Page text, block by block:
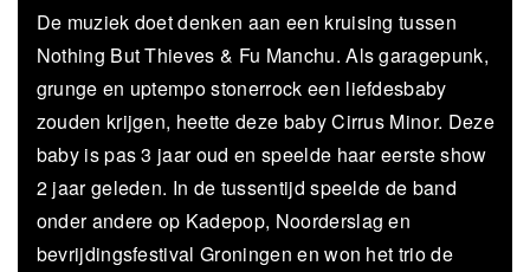
De muziek doet denken aan een kruising tussen
Nothing But Thieves & Fu Manchu. Als garagepunk,
grunge en uptempo stonerrock een liefdesbaby
zouden krijgen, heette deze baby Cirrus Minor. Deze
baby is pas 3 jaar oud en speelde haar eerste show
2 jaar geleden. In de tussentijd speelde de band
onder andere op Kadepop, Noorderslag en
bevrijdingsfestival Groningen en won het trio de